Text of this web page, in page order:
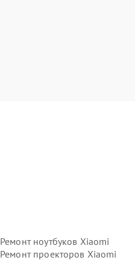
Ремонт ноутбуков Xiaomi
Ремонт проекторов Xiaomi